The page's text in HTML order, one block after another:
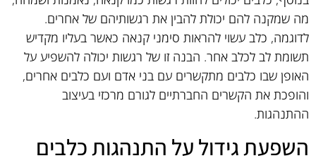
מה שמקנה להם יכולת להבין את רגשותיהם של אחרים.
לדוגמה, כלב עשוי להראות סימני קנאה כאשר בעליו מקדיש
תשומת לב לכלב אחר. הבנה זו של רגשות יכולה להשפיע על
האופן שבו כלבים מתקשרים עם בני אדם ועם כלבים אחרים,
והופכת את הקשרים החברתיים לגורם מרכזי בעיצוב
ההתנהגות.
השפעת גידול על התנהגות כלבים